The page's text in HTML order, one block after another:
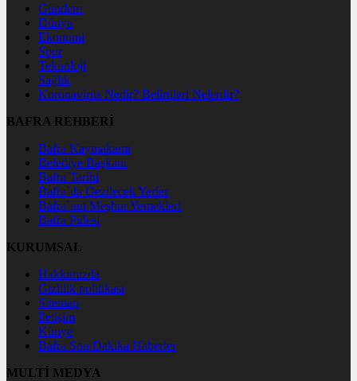
Gündem
Dünya
Ekonomi
Spor
Teknoloji
Sağlık
Koronavirüs Nedir? Belirtileri Nelerdir?
BAFRA REHBERİ
Bafra Kaymakamı
Belediye Başkanı
Bafra Tarihi
Bafra`da Gezilecek Yerler
Bafra`nın Meşhur Yemekleri
Bafra Pidesi
KURUMSAL
Hakkımızda
Gizlilik politikası
Sitemap
İletişim
Künye
Bafra Son Dakika Haberler
MULTİ MEDYA